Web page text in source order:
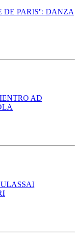
PARIS'': DANZA
AD